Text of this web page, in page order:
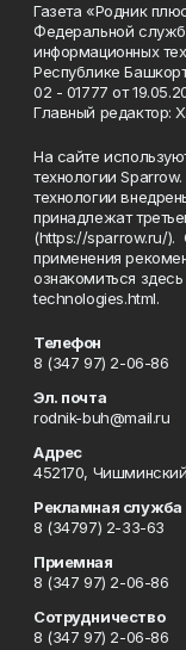
Газета «Родник
Федеральной
информационных
Республике
02 - 01777 от
Главный редактор:
На сайте
технологии
технологии
принадлежат
(https://sparrow.ru/
применения
ознакомиться
technologies.html.
Телефон
8 (347 97) 2-06-86
Эл. почта
rodnik-buh@mail.ru
Адрес
452170,
Рекламная служба
8 (34797) 2-33-63
Приемная
8 (347 97) 2-06-86
Сотрудничество
8 (347 97) 2-06-86